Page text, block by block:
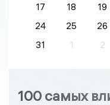
17
18 19
24
25 26
31
1 2
100 самых